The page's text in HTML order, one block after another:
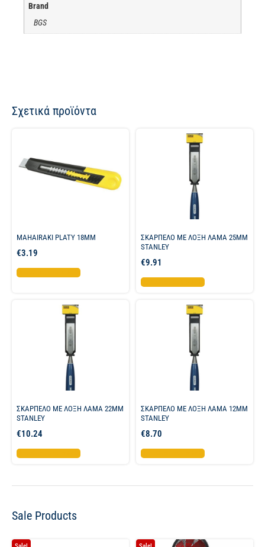
Brand
BGS
Σχετικά προϊόντα
MAHAIRAKI PLATY 18MM
€3.19
Προσθήκη στο καλάθι
ΣΚΑΡΠΕΛΟ ΜΕ ΛΟΞΗ ΛΑΜΑ 25MM
STANLEY
€9.91
Προσθήκη στο καλάθι
ΣΚΑΡΠΕΛΟ ΜΕ ΛΟΞΗ ΛΑΜΑ 22MM
STANLEY
€10.24
Προσθήκη στο καλάθι
ΣΚΑΡΠΕΛΟ ΜΕ ΛΟΞΗ ΛΑΜΑ 12MM
STANLEY
€8.70
Προσθήκη στο καλάθι
Sale Products